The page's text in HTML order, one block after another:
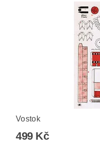
Vostok
499 Kč